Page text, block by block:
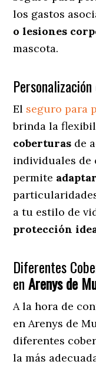
los gastos
o lesiones
mascota.
El seguro para
brinda la
coberturas de
individuales de
permite
a tu estilo de
protección
Diferentes
en Arenys de
A la hora de
en Arenys de
diferentes
la más